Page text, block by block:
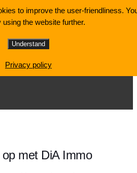
met DiA Immo
to improve the user-friendliness.
using the website further.
Understand
Privacy policy